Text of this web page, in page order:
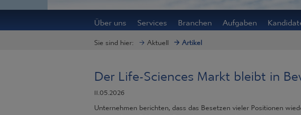
Über uns Services Branchen Aufgaben
Sie sind hier: Aktuell Artikel
Der Life-Sciences Markt bleibt in
11.05.2026
Unternehmen berichten, dass das Besetzen vieler Positionen